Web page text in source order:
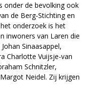
onder de bevolking ook
de Berg-Stichting en
onderzoek is het
inwoners van Laren die
Sinaasappel,
Charlotte Vuijsje-van
Schnitzler,
Neidel. Zij krijgen